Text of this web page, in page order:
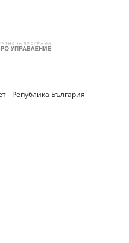
- Република България